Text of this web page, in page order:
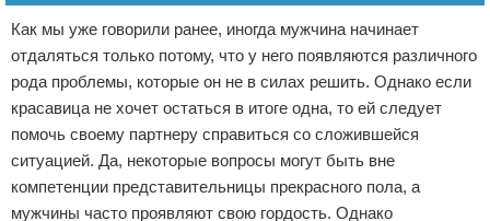
Как мы уже говорили ранее, иногда мужчина начинает
отдаляться только потому, что у него появляются различного
рода проблемы, которые он не в силах решить. Однако если
красавица не хочет остаться в итоге одна, то ей следует
помочь своему партнеру справиться со сложившейся
ситуацией. Да, некоторые вопросы могут быть вне
компетенции представительницы прекрасного пола, а
мужчины часто проявляют свою гордость. Однако